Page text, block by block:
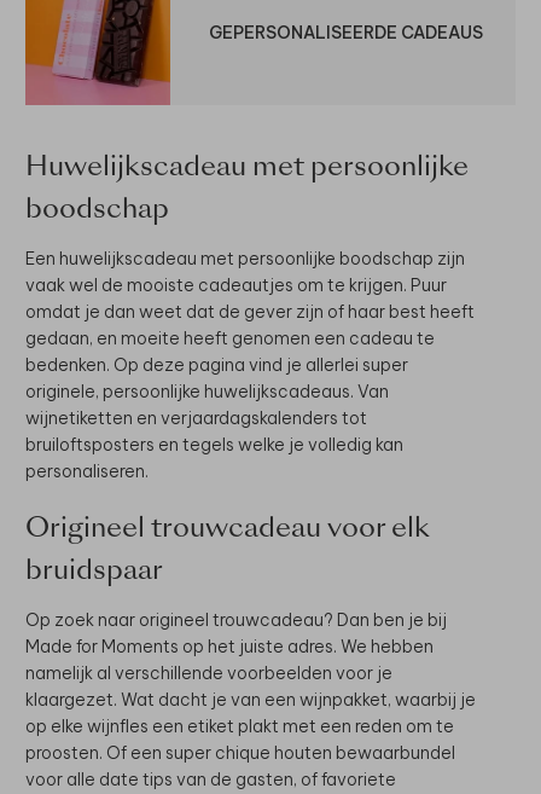
GEPERSONALISEERDE CADEAUS
Huwelijkscadeau met persoonlijke
boodschap
Een huwelijkscadeau met persoonlijke boodschap zijn
vaak wel de mooiste cadeautjes om te krijgen. Puur
omdat je dan weet dat de gever zijn of haar best heeft
gedaan, en moeite heeft genomen een cadeau te
bedenken. Op deze pagina vind je allerlei super
originele, persoonlijke huwelijkscadeaus. Van
wijnetiketten en verjaardagskalenders tot
bruiloftsposters en tegels welke je volledig kan
personaliseren.
Origineel trouwcadeau voor elk
bruidspaar
Op zoek naar origineel trouwcadeau? Dan ben je bij
Made for Moments op het juiste adres. We hebben
namelijk al verschillende voorbeelden voor je
klaargezet. Wat dacht je van een wijnpakket, waarbij je
op elke wijnfles een etiket plakt met een reden om te
proosten. Of een super chique houten bewaarbundel
voor alle date tips van de gasten, of favoriete